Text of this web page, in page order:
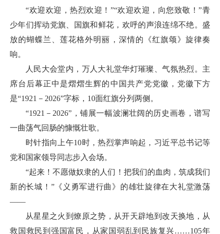
“欢迎欢迎，热烈欢迎！”“欢迎欢迎，向您致敬！”青
少年们挥动党旗、国旗和鲜花，欢呼的声浪连绵不绝。盛
放的蝴蝶兰、莲花格外明丽，深情的《红旗颂》旋律奏
响。
人民大会堂内，万人大礼堂华灯璀璨、气氛热烈。主
席台后幕正中是熠熠生辉的中国共产党党徽，党徽下方
是“1921－2026”字标，10面红旗分列两侧。
“1921－2026”，铺展一幅波澜壮阔的历史画卷，谱写
一曲荡气回肠的慷慨壮歌。
时针指向上午10时，热烈掌声响起，习近平总书记等
党和国家领导同志步入会场。
“起来！不愿做奴隶的人们！把我们的血肉，筑成我们
新的长城！”《义勇军进行曲》的雄壮旋律在大礼堂激荡
——
从星星之火到燎原之势，从开天辟地到改天换地，从
救国救民到强国富民，从家国弱乱到民族复兴……105年